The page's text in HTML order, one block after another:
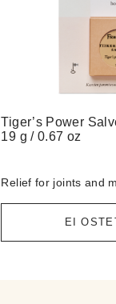
Tiger’s Power
19 g / 0.67 oz
Relief for joints and
EI